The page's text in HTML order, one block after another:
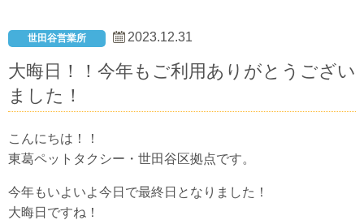
世田谷営業所 2023.12.31
大晦日！！今年もご利用ありがとうござい
ました！
こんにちは！！
東葛ペットタクシー・世田谷区拠点です。
今年もいよいよ今日で最終日となりました！
大晦日ですね！